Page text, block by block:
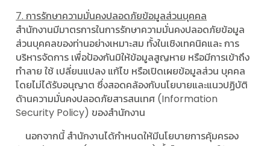
7. การรักษาความมั่นคงปลอดภัยข้อมูลส่วนบุคคล
สํานักงานมีมาตรการในการรักษาความมั่นคงปลอดภัยข้อมูล
ส่วนบุคคลของท่านอย่างเหมาะสม ทั้งในเชิงเทคนิคและ การ
บริหารจัดการ เพื่อป้องกันมิให้ข้อมูลสูญหาย หรือมีการเข้าถึง
ทําลาย ใช้ เปลี่ยนแปลง แก้ไข หรือเปิดเผยข้อมูลส่วน บุคคล
โดยไม่ได้รับอนุญาต ซึ่งสอดคล้องกับนโยบายและแนวปฏิบัติ
ด้านความมั่นคงปลอดภัยสารสนเทศ (Information
Security Policy) ของสํานักงาน
นอกจากนี้ สํานักงานได้กําหนดให้มีนโยบายการคุ้มครอง